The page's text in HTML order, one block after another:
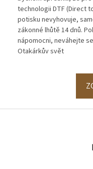
technologii DTF (Direct
potisku nevyhovuje,
zákonné lhůtě 14 dnů.
nápomocni, neváhejte
Otakárkův svět